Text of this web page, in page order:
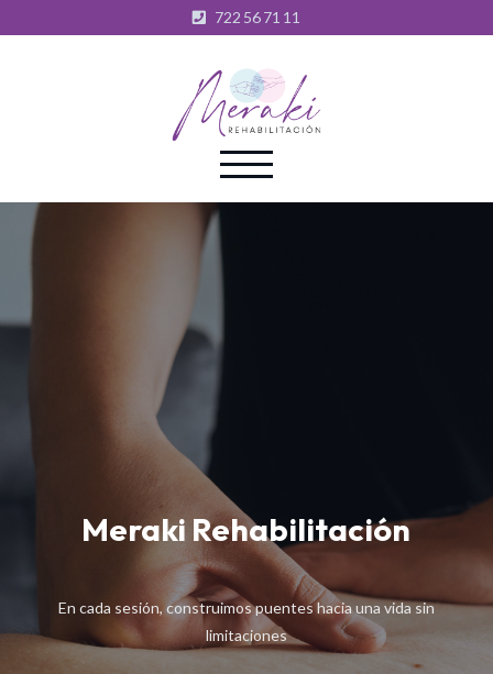
722 56 71 11
Meraki Rehabilitación
En cada sesión, construimos puentes hacia una vida sin
limitaciones